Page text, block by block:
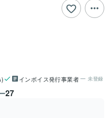
インボイス発行事業者 未登録
27